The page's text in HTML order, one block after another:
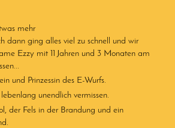
mehr
dann ging alles viel zu schnell und wir
Ezzy mit 11 Jahren und 3 Monaten am
und Prinzessin des E-Wurfs.
unendlich vermissen.
der Fels in der Brandung und ein